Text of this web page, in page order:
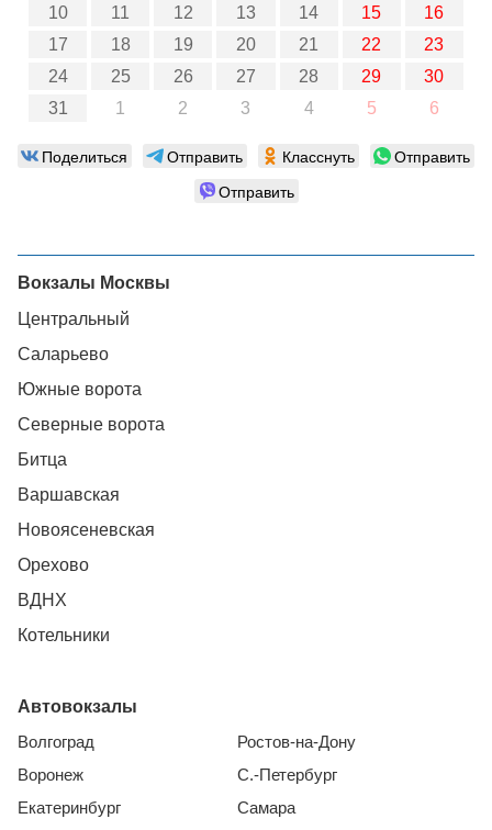
10
11 12 13 14 15
16
17
18 19 20 21 22
23
24
25 26 27 28 29
30
31
1 2 3 4 5 6
Поделиться Отправить Класснуть
Отправить
Отправить
Вокзалы Москвы
Центральный
Саларьево
Южные ворота
Северные ворота
Битца
Варшавская
Новоясеневская
Орехово
ВДНХ
Котельники
Автовокзалы
Волгоград
Воронеж
Екатеринбург
Ростов-на-Дону
С.-Петербург
Самара